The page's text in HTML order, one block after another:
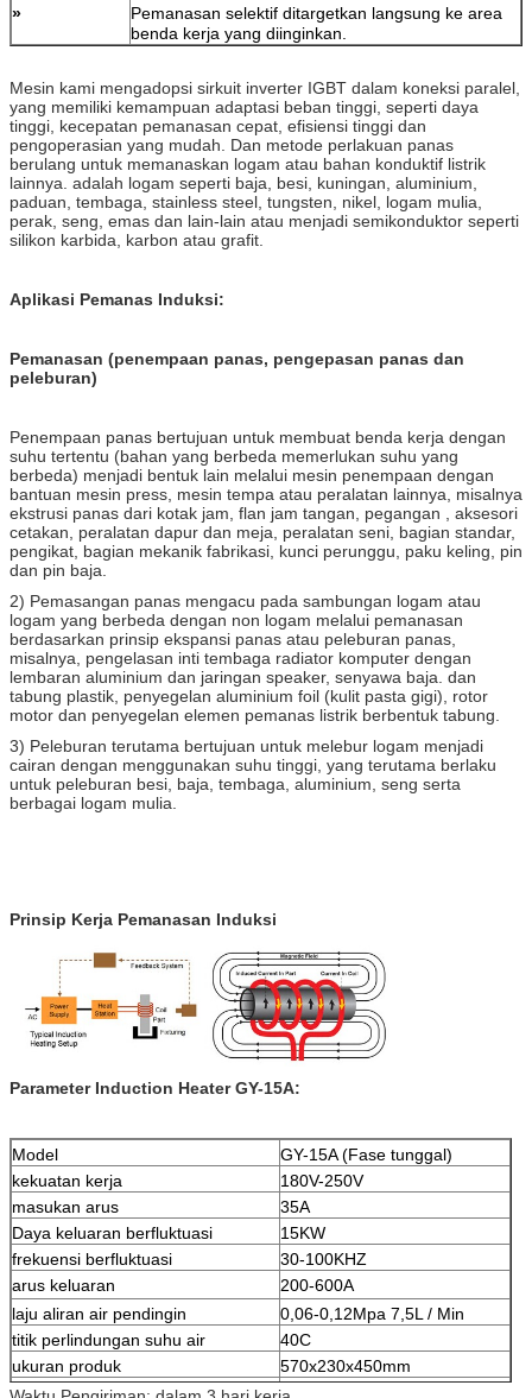
»
Pemanasan selektif ditargetkan langsung ke area
benda kerja yang diinginkan.
Mesin kami mengadopsi sirkuit inverter IGBT dalam koneksi paralel,
yang memiliki kemampuan adaptasi beban tinggi, seperti daya
tinggi, kecepatan pemanasan cepat, efisiensi tinggi dan
pengoperasian yang mudah. ​​Dan metode perlakuan panas
berulang untuk memanaskan logam atau bahan konduktif listrik
lainnya. adalah logam seperti baja, besi, kuningan, aluminium,
paduan, tembaga, stainless steel, tungsten, nikel, logam mulia,
perak, seng, emas dan lain-lain atau menjadi semikonduktor seperti
silikon karbida, karbon atau grafit.
Aplikasi Pemanas Induksi:
Pemanasan (penempaan panas, pengepasan panas dan
peleburan)
Penempaan panas bertujuan untuk membuat benda kerja dengan
suhu tertentu (bahan yang berbeda memerlukan suhu yang
berbeda) menjadi bentuk lain melalui mesin penempaan dengan
bantuan mesin press, mesin tempa atau peralatan lainnya, misalnya
ekstrusi panas dari kotak jam, flan jam tangan, pegangan , aksesori
cetakan, peralatan dapur dan meja, peralatan seni, bagian standar,
pengikat, bagian mekanik fabrikasi, kunci perunggu, paku keling, pin
dan pin baja.
2) Pemasangan panas mengacu pada sambungan logam atau
logam yang berbeda dengan non logam melalui pemanasan
berdasarkan prinsip ekspansi panas atau peleburan panas,
misalnya, pengelasan inti tembaga radiator komputer dengan
lembaran aluminium dan jaringan speaker, senyawa baja. dan
tabung plastik, penyegelan aluminium foil (kulit pasta gigi), rotor
motor dan penyegelan elemen pemanas listrik berbentuk tabung.
3) Peleburan terutama bertujuan untuk melebur logam menjadi
cairan dengan menggunakan suhu tinggi, yang terutama berlaku
untuk peleburan besi, baja, tembaga, aluminium, seng serta
berbagai logam mulia.
Prinsip Kerja Pemanasan Induksi
Parameter Induction Heater GY-15A:
Model
GY-15A (Fase tunggal)
kekuatan kerja
180V-250V
masukan arus
35A
Daya keluaran berfluktuasi
15KW
frekuensi berfluktuasi
30-100KHZ
arus keluaran
200-600A
laju aliran air pendingin
0,06-0,12Mpa 7,5L / Min
titik perlindungan suhu air
40C
ukuran produk
570x230x450mm
berat bersih
27.5kgs